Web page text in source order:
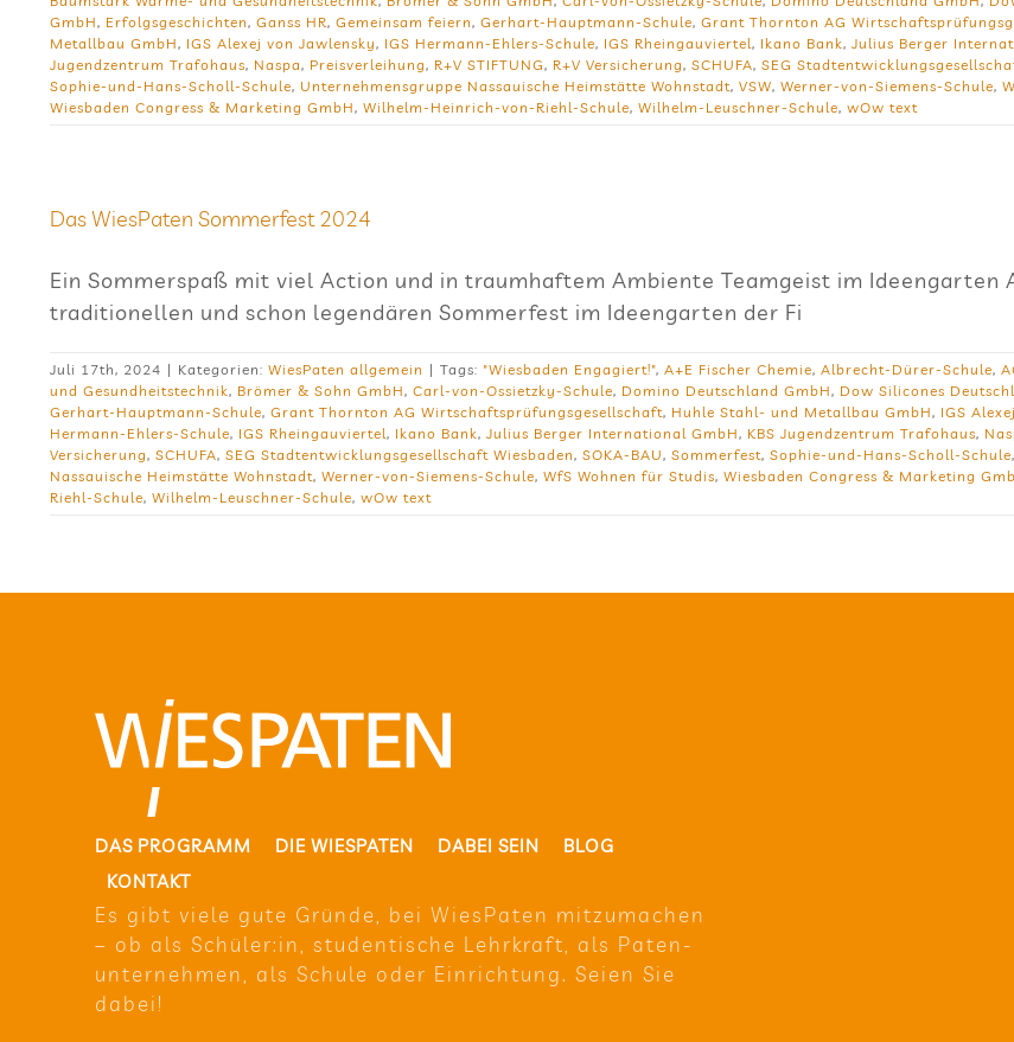
GmbH, Erfolgsgeschichten, Ganss HR, Gemeinsam feiern, Gerhart-Hauptmann-Schule, Grant Thornton AG
Metallbau GmbH, IGS Alexej von Jawlensky, IGS Hermann-Ehlers-Schule, IGS Rheingauviertel, Ikano Bank, Julius Berger
Jugendzentrum Trafohaus, Naspa, Preisverleihung, R+V STIFTUNG, R+V Versicherung, SCHUFA, SEG
Sophie-und-Hans-Scholl-Schule, Unternehmensgruppe Nassauische Heimstätte Wohnstadt, VSW, Werner-von-Siemens-Schule,
Wiesbaden Congress & Marketing GmbH, Wilhelm-Heinrich-von-Riehl-Schule, Wilhelm-Leuschner-Schule, wOw text
Das Wie­sPa­ten Som­mer­fest 2024
Ein Sommerspaß mit viel Action und in traumhaftem Ambiente Teamgeist im Ideengarten
traditionellen und schon legendären Sommerfest im Ideengarten der Fi
Juli 17th, 2024 | Kategorien: WiesPaten allgemein | Tags: "Wiesbaden Engagiert!", A+E Fischer Chemie, Albrecht-Dürer-Schule,
und Gesundheitstechnik, Brömer & Sohn GmbH, Carl-von-Ossietzky-Schule, Domino Deutschland GmbH, Dow Silicones
Gerhart-Hauptmann-Schule, Grant Thornton AG Wirtschaftsprüfungsgesellschaft, Huhle Stahl- und Metallbau GmbH, IGS
Hermann-Ehlers-Schule, IGS Rheingauviertel, Ikano Bank, Julius Berger International GmbH, KBS Jugendzentrum Trafohaus,
Versicherung, SCHUFA, SEG Stadtentwicklungsgesellschaft Wiesbaden, SOKA-BAU, Sommerfest, Sophie-und-Hans-Scholl-Schule,
Nassauische Heimstätte Wohnstadt, Werner-von-Siemens-Schule, WfS Wohnen für Studis, Wiesbaden Congress & Marketing
Riehl-Schule, Wilhelm-Leuschner-Schule, wOw text
DAS PRO­GRAMM DIE WIE­SPA­TEN DABEI SEIN
BLOG
KON­TAKT
Es gibt viele gute Gründe, bei Wie­sPa­ten mit­zu­ma­chen
– ob als Schüler:in, stu­den­ti­sche Lehr­kraft, als Paten­
un­ter­neh­men, als Schule oder Ein­rich­tung. Seien Sie
dabei!